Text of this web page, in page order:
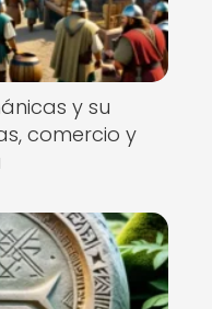
y su
comercio y